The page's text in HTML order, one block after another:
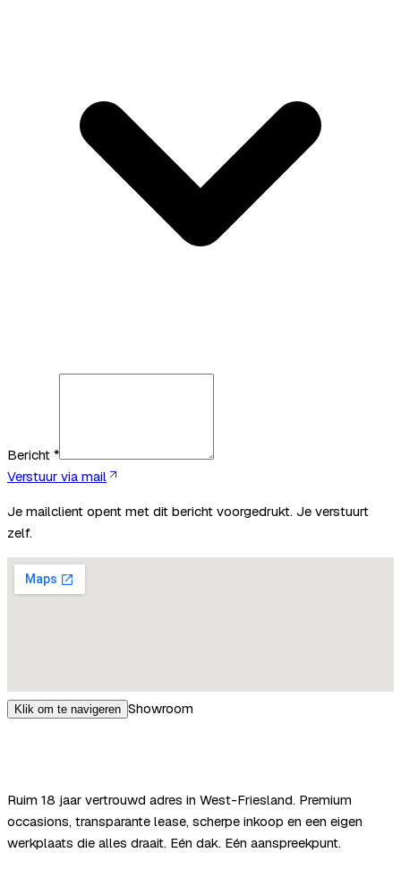
Bericht *
Verstuur via mail
Je mailclient opent met dit bericht voorgedrukt. Je verstuurt
zelf.
Klik om te navigeren Showroom
Ruim 18 jaar vertrouwd adres in West-Friesland. Premium
occasions, transparante lease, scherpe inkoop en een eigen
werkplaats die alles draait. Eén dak. Eén aanspreekpunt.